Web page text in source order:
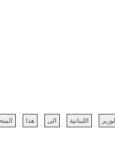
الوزير اللبنانية الى هذا